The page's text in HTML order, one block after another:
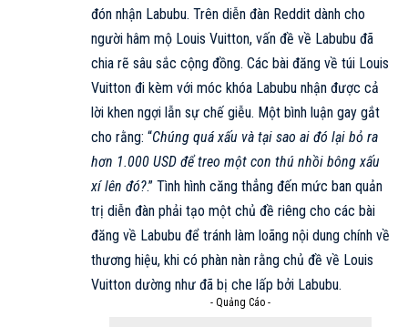
đón nhận Labubu. Trên diễn đàn Reddit dành cho
người hâm mộ Louis Vuitton, vấn đề về Labubu đã
chia rẽ sâu sắc cộng đồng. Các bài đăng về túi Louis
Vuitton đi kèm với móc khóa Labubu nhận được cả
lời khen ngợi lẫn sự chế giễu. Một bình luận gay gắt
cho rằng: “Chúng quá xấu và tại sao ai đó lại bỏ ra
hơn 1.000 USD để treo một con thú nhồi bông xấu
xí lên đó?.” Tình hình căng thẳng đến mức ban quản
trị diễn đàn phải tạo một chủ đề riêng cho các bài
đăng về Labubu để tránh làm loãng nội dung chính về
thương hiệu, khi có phàn nàn rằng chủ đề về Louis
Vuitton dường như đã bị che lấp bởi Labubu.
- Quảng Cáo -